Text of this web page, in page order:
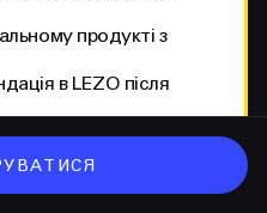
продукті з
в LEZO після